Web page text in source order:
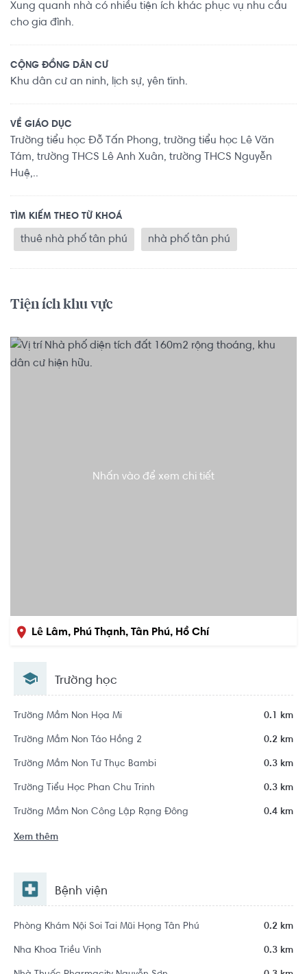
Xung quanh nhà có nhiều tiện ích khác phục vụ nhu cầu
cho gia đình.
CỘNG ĐỒNG DÂN CƯ
Khu dân cư an ninh, lịch sự, yên tĩnh.
VỀ GIÁO DỤC
Trường tiểu học Đỗ Tấn Phong, trường tiểu học Lê Văn
Tám, trường THCS Lê Anh Xuân, trường THCS Nguyễn
Huệ,..
TÌM KIẾM THEO TỪ KHOÁ
thuê nhà phố tân phú nhà phố tân phú
Tiện ích khu vực
Nhấn vào để xem chi tiết
Lê Lâm, Phú Thạnh, Tân Phú, Hồ Chí
Trường học
Trường Mầm Non Họa Mi 0.1 km
Trường Mầm Non Táo Hồng 2 0.2 km
Trường Mầm Non Tư Thục Bambi 0.3 km
Trường Tiểu Học Phan Chu Trinh 0.3 km
Trường Mầm Non Công Lập Rạng Đông 0.4 km
Xem thêm
Bệnh viện
Phòng Khám Nội Soi Tai Mũi Họng Tân Phú 0.2 km
Nha Khoa Triều Vinh 0.3 km